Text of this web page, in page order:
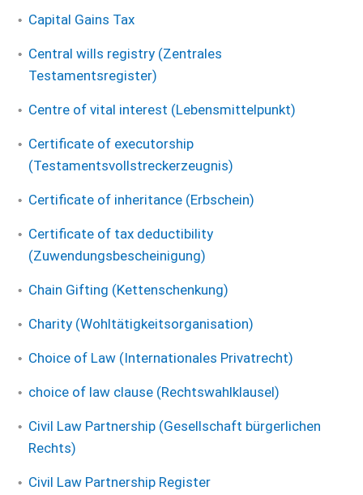
Capital Gains Tax
Central wills registry (Zentrales
Testamentsregister)
Centre of vital interest (Lebensmittelpunkt)
Certificate of executorship
(Testamentsvollstreckerzeugnis)
Certificate of inheritance (Erbschein)
Certificate of tax deductibility
(Zuwendungsbescheinigung)
Chain Gifting (Kettenschenkung)
Charity (Wohltätigkeitsorganisation)
Choice of Law (Internationales Privatrecht)
choice of law clause (Rechtswahlklausel)
Civil Law Partnership (Gesellschaft bürgerlichen
Rechts)
Civil Law Partnership Register